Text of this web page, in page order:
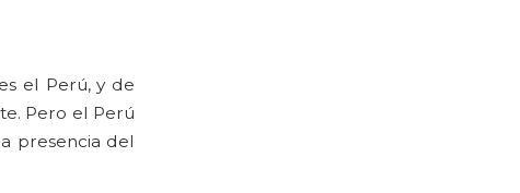
el Perú, y de
Pero el Perú
presencia del